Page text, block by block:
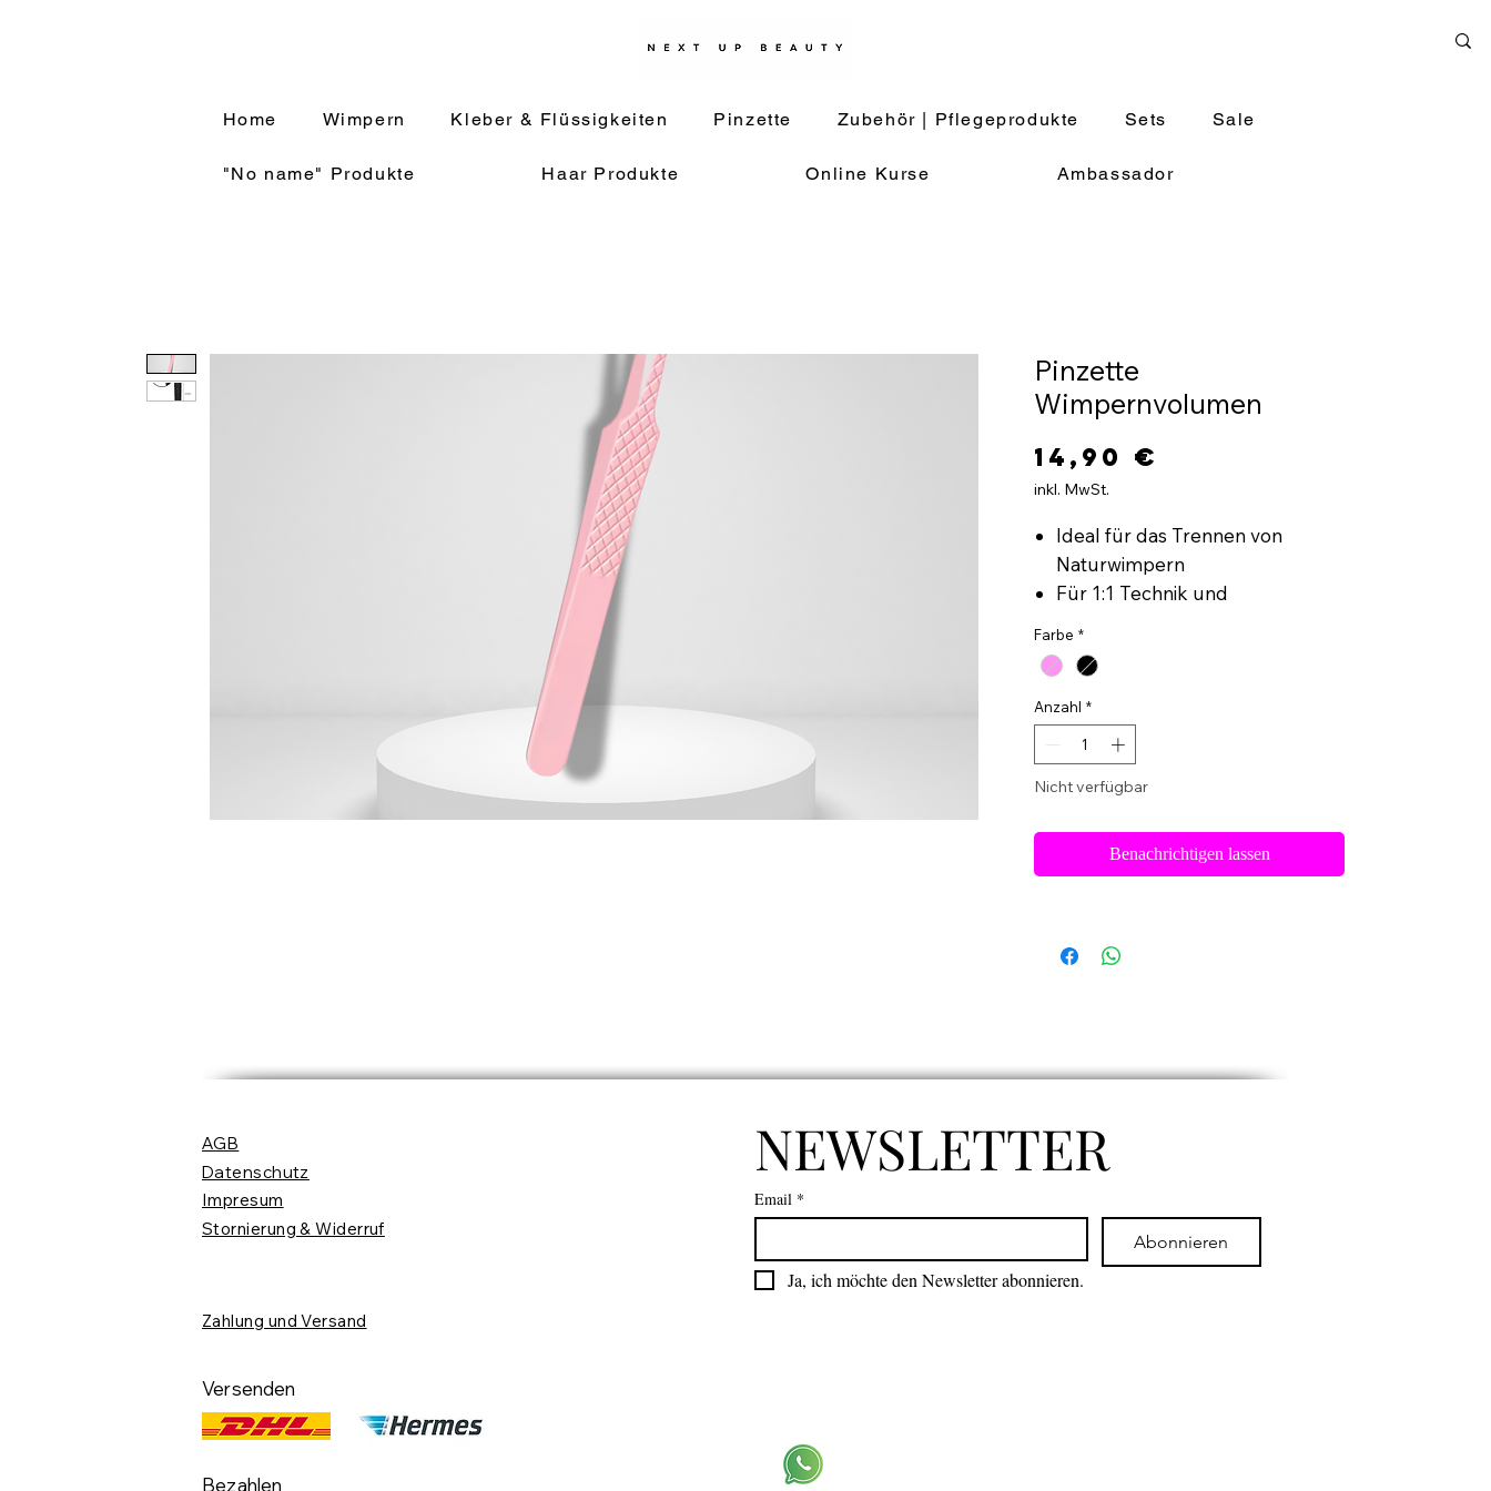
Home Wimpern Kleber & Flüssigkeiten Pinzette Zubehör | Pflegeprodukte Sets Sale
"No name" Produkte Haar Produkte Online Kurse Ambassador
Pinzette
Wimpernvolumen
14,90 €
inkl. MwSt.
Ideal für das Trennen von
Naturwimpern
Für 1:1 Technik und
Farbe *
Anzahl *
Nicht verfügbar
Benachrichtigen lassen
AGB
Datenschutz
Impresum
Stornierung & Widerruf
Zahlung und Versand
NEWSLETTER
Email *
Abonnieren
Ja, ich möchte den Newsletter abonnieren.
Versenden
Bezahlen